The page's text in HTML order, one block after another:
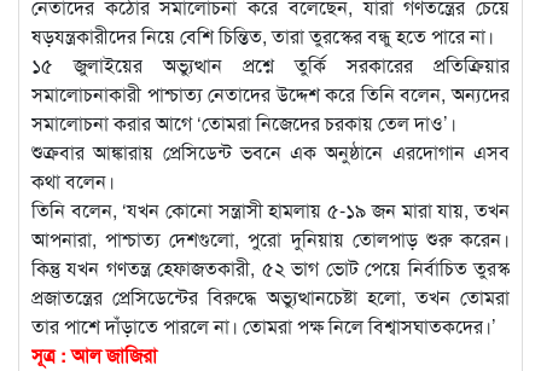
নেতাদের কঠোর সমালোচনা করে বলেছেন, যারা গণতন্ত্রের চেয়ে
ষড়যন্ত্রকারীদের নিয়ে বেশি চিন্তিত, তারা তুরস্কের বন্ধু হতে পারে না।
১৫ জুলাইয়ের অভ্যুত্থান প্রশ্নে তুর্কি সরকারের প্রতিক্রিয়ার
সমালোচনাকারী পাশ্চাত্য নেতাদের উদ্দেশ করে তিনি বলেন, অন্যদের
সমালোচনা করার আগে ‘তোমরা নিজেদের চরকায় তেল দাও’।
শুক্রবার আঙ্কারায় প্রেসিডেন্ট ভবনে এক অনুষ্ঠানে এরদোগান এসব
কথা বলেন।
তিনি বলেন, ‘যখন কোনো সন্ত্রাসী হামলায় ৫-১৯ জন মারা যায়, তখন
আপনারা, পাশ্চাত্য দেশগুলো, পুরো দুনিয়ায় তোলপাড় শুরু করেন।
কিন্তু যখন গণতন্ত্র হেফাজতকারী, ৫২ ভাগ ভোট পেয়ে নির্বাচিত তুরস্ক
প্রজাতন্ত্রের প্রেসিডেন্টের বিরুদ্ধে অভ্যুত্থানচেষ্টা হলো, তখন তোমরা
তার পাশে দাঁড়াতে পারলে না। তোমরা পক্ষ নিলে বিশ্বাসঘাতকদের।’
সূত্র : আল জাজিরা